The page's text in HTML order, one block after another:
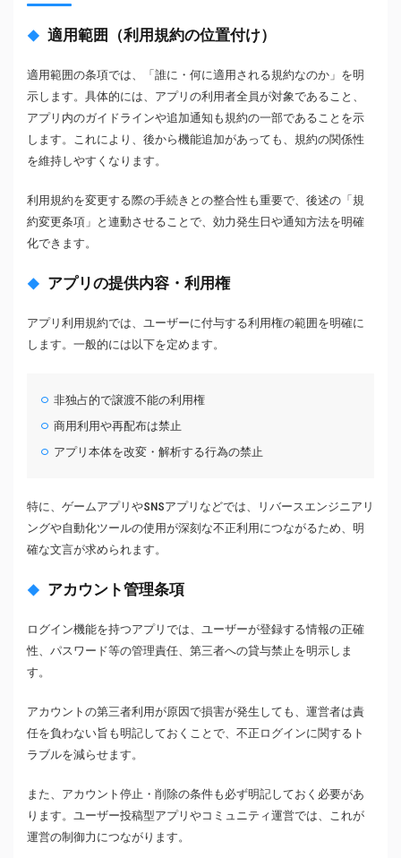
適用範囲（利用規約の位置付け）
適用範囲の条項では、「誰に・何に適用される規約なのか」を明
示します。具体的には、アプリの利用者全員が対象であること、
アプリ内のガイドラインや追加通知も規約の一部であることを示
します。これにより、後から機能追加があっても、規約の関係性
を維持しやすくなります。
利用規約を変更する際の手続きとの整合性も重要で、後述の「規
約変更条項」と連動させることで、効力発生日や通知方法を明確
化できます。
アプリの提供内容・利用権
アプリ利用規約では、ユーザーに付与する利用権の範囲を明確に
します。一般的には以下を定めます。
非独占的で譲渡不能の利用権
商用利用や再配布は禁止
アプリ本体を改変・解析する行為の禁止
特に、ゲームアプリやSNSアプリなどでは、リバースエンジニアリ
ングや自動化ツールの使用が深刻な不正利用につながるため、明
確な文言が求められます。
アカウント管理条項
ログイン機能を持つアプリでは、ユーザーが登録する情報の正確
性、パスワード等の管理責任、第三者への貸与禁止を明示しま
す。
アカウントの第三者利用が原因で損害が発生しても、運営者は責
任を負わない旨も明記しておくことで、不正ログインに関するト
ラブルを減らせます。
また、アカウント停止・削除の条件も必ず明記しておく必要があ
ります。ユーザー投稿型アプリやコミュニティ運営では、これが
運営の制御力につながります。